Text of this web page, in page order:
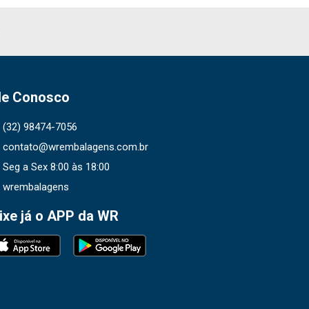
Conosco
(32) 98474-7056
contato@wrembalagens.com.br
Seg a Sex 8:00 às 18:00
wrembalagens
já o APP da WR